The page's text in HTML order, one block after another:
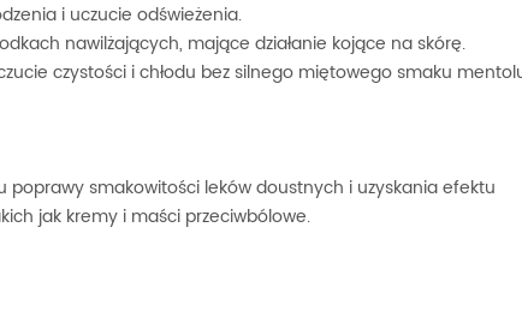
i uczucie odświeżenia.
nawilżających, mające działanie kojące na skórę.
czystości i chłodu bez silnego miętowego smaku
smakowitości leków doustnych i uzyskania efektu
jak kremy i maści przeciwbólowe.